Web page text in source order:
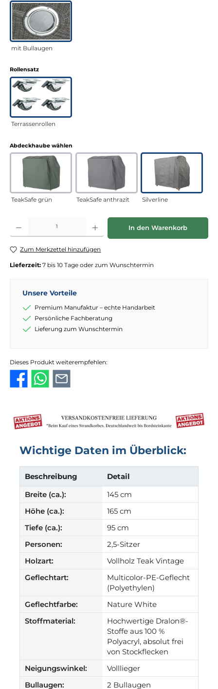
mit Bullaugen
Rollensatzauswählen
Terrassenrollen
Abdeckhaube wählen
TeakSafe grün TeakSafe anthrazit Silverline
Produkt Anzahl: Gib den gewünschten Wert ein oder benutze die
In den Warenkorb
Zum Merkzettel hinzufügen
Lieferzeit: 7 bis 10 Tage oder zum Wunschtermin
Unsere Vorteile
Premium Manufaktur – echte Handarbeit
Persönliche Fachberatung
Lieferung zum Wunschtermin
Dieses Produkt weiterempfehlen:
Wichtige Daten im Überblick:
Beschreibung
Detail
Breite (ca.):
145 cm
Höhe (ca.):
165 cm
Tiefe (ca.):
95 cm
Personen:
2,5-Sitzer
Holzart:
Vollholz Teak Vintage
Geflechtart:
Multicolor-PE-Geflecht
(Polyethylen)
Geflechtfarbe:
Nature White
Stoffmaterial:
Hochwertige Dralon®-
Stoffe aus 100 %
Polyacryl, absolut frei
von Stockflecken
Neigungswinkel:
Volllieger
Bullaugen:
2 Bullaugen